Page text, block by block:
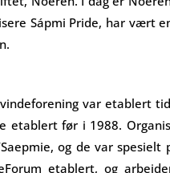
Sápmi Pride, har vært
var etablert
etablert før i 1988.
og de var
etablert, og